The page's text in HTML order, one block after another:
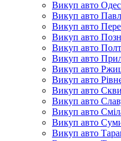
Викуп авто
Викуп авто
Викуп авто
Викуп авто
Викуп авто
Викуп авто
Викуп авто
Викуп авто
Викуп авто
Викуп авто
Викуп авто
Викуп авто
Викуп авто